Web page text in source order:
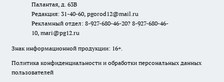
Палантая, д. 63В
Редакция: 31-40-60, pgorod12@mail.ru
Рекламный отдел: 8-927-680-46-20? 8-927-680-46-
10, mari@pg12.ru
Знак информационной продукции: 16+.
Политика конфиденциальности и обработки персональных данных
пользователей